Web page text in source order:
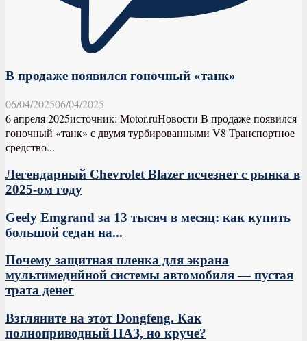
В продаже появился гоночный «танк»
06/04/202506/04/2025
6 апреля 2025источник: Motor.ruНовости В продаже появился
гоночный «танк» с двумя турбированными V8 Транспортное
средство...
Легендарный Chevrolet Blazer исчезнет с рынка в
2025-ом году
Geely Emgrand за 13 тысяч в месяц: как купить
большой седан на...
Почему защитная пленка для экрана
мультимедийной системы автомобиля — пустая
трата денег
Взгляните на этот Dongfeng. Как
полноприводный ПАЗ, но круче?